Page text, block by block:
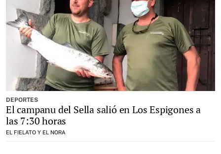
DEPORTES
El campanu del Sella salió en Los Espigones a
las 7:30 horas
EL FIELATO Y EL NORA